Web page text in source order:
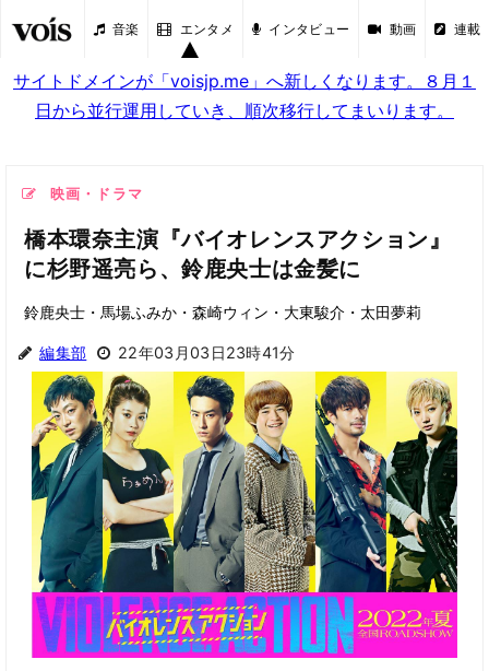
音楽 エンタメ インタビュー 動画 連載
サイトドメインが「voisjp.me」へ新しくなります。８月１
日から並行運用していき、順次移行してまいります。
映画・ドラマ
橋本環奈主演『バイオレンスアクション』
に杉野遥亮ら、鈴鹿央士は金髪に
鈴鹿央士・馬場ふみか・森崎ウィン・大東駿介・太田夢莉
編集部 22年03月03日23時41分